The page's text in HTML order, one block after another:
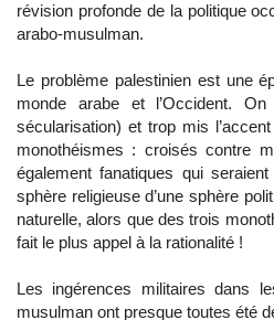
révision profonde de la politique
arabo-musulman.
Le problème palestinien est une
monde arabe et l’Occident.
sécularisation) et trop mis
monothéismes : croisés contre
également fanatiques qui
sphère religieuse d’une sphère
naturelle, alors que des trois
fait le plus appel à la rationalité !
Les ingérences militaires dans
musulman ont presque toutes été